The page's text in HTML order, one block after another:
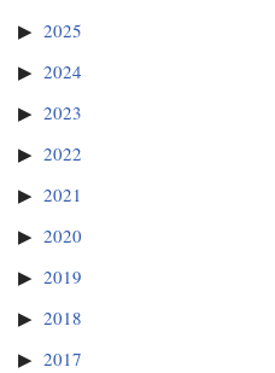
2025
2024
2023
2022
2021
2020
2019
2018
2017